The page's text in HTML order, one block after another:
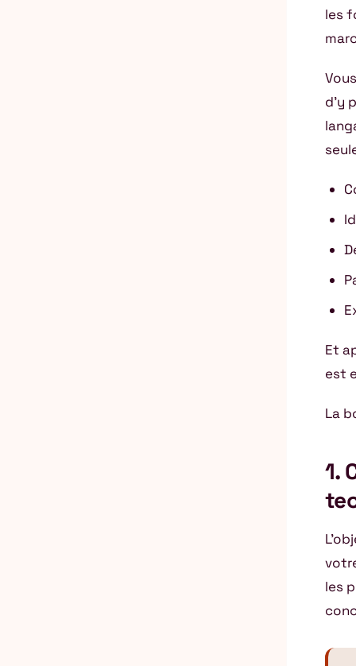
les
d’y
Et
est
La
1.
les